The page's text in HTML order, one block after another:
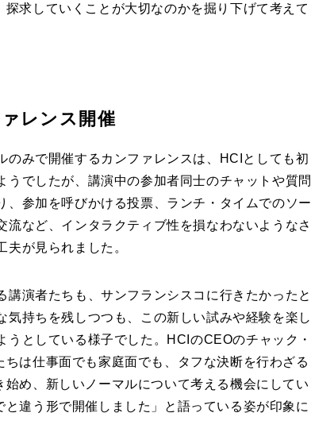
求していくことが大切なのかを掘り下げて考えて
レンス開催
のみで開催するカンファレンスは、HCIとしても初
うでしたが、講演中の参加者同士のチャットや質問
、参加を呼びかける投票、ランチ・タイムでのソー
流など、インタラクティブ性を損なわないようなさ
夫が見られました。
講演者たちも、サンフランシスコに行きたかったと
気持ちを残しつつも、この新しい試みや経験を楽し
うとしている様子でした。HCIのCEOのチャック・
は仕事面でも家庭面でも、タフな決断を行わざる
め、新しいノーマルについて考える機会にしてい
違う形で開催しました」と語っている姿が印象に